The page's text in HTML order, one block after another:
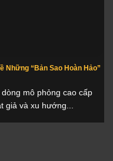
Những “Bản Sao Hoàn Hảo”
mô phỏng cao cấp
giả và xu hướng...